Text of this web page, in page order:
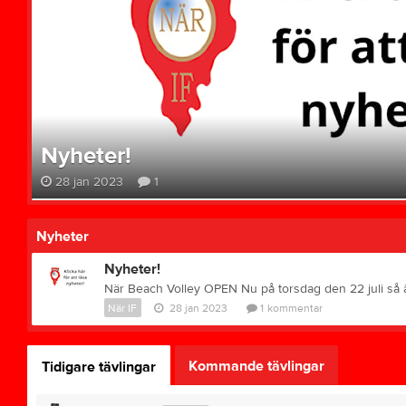
Nyheter!
28 jan 2023 1
Nyheter
Nyheter!
När IF 28 jan 2023 1 kommentar
Tidigare tävlingar Kommande tävlingar